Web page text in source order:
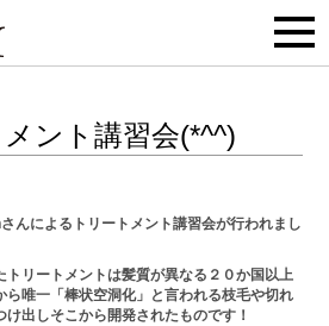
メント講習会(*^^)
んによるトリートメント講習会が行われまし
トリートメントは髪質が異なる２０か国以上
ら唯一「棒状空洞化」と言われる枝毛や切れ
出しそこから開発されたものです！